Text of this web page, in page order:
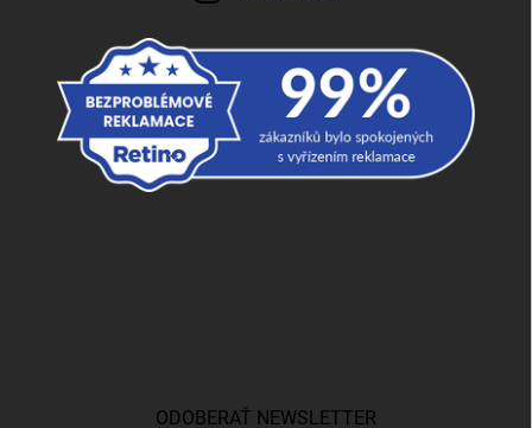
ODOBERAŤ NEWSLETTER